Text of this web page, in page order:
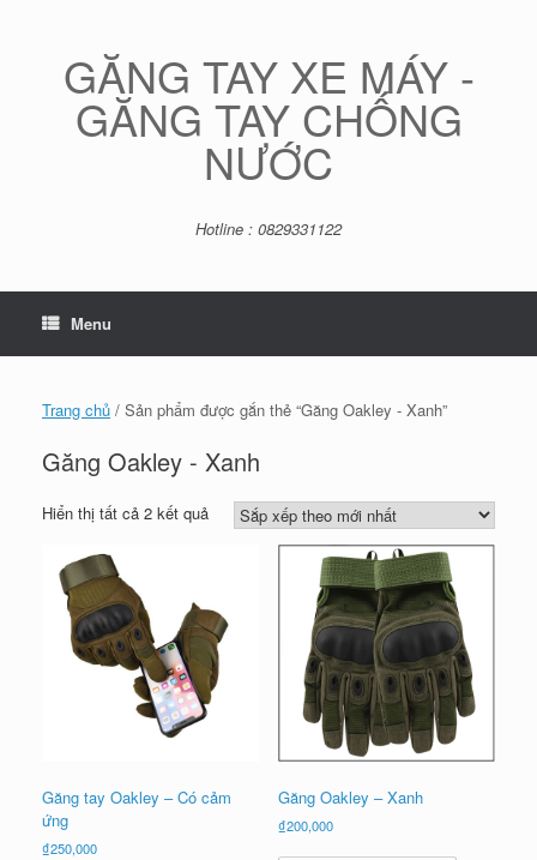
GĂNG TAY XE MÁY -
GĂNG TAY CHỐNG
NƯỚC
Hotline : 0829331122
Menu
Trang chủ / Sản phẩm được gắn thẻ “Găng Oakley - Xanh”
Găng Oakley - Xanh
Hiển thị tất cả 2 kết quảĐã
nhất
Găng tay Oakley – Có cảm
ứng
₫250,000
Găng Oakley – Xanh
₫200,000